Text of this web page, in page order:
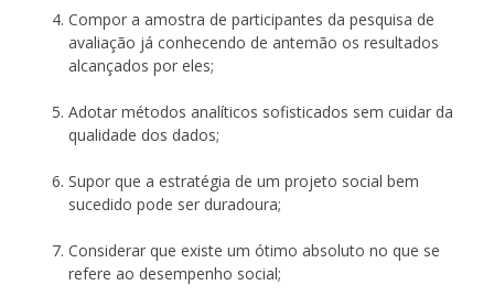
Compor a amostra de participantes da pesquisa de
avaliação já conhecendo de antemão os resultados
alcançados por eles;
Adotar métodos analíticos sofisticados sem cuidar da
qualidade dos dados;
Supor que a estratégia de um projeto social bem
sucedido pode ser duradoura;
Considerar que existe um ótimo absoluto no que se
refere ao desempenho social;